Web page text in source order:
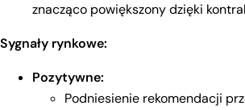
znacząco powiększony dzięki
Sygnały rynkowe:
Pozytywne:
Podniesienie rekomendacji